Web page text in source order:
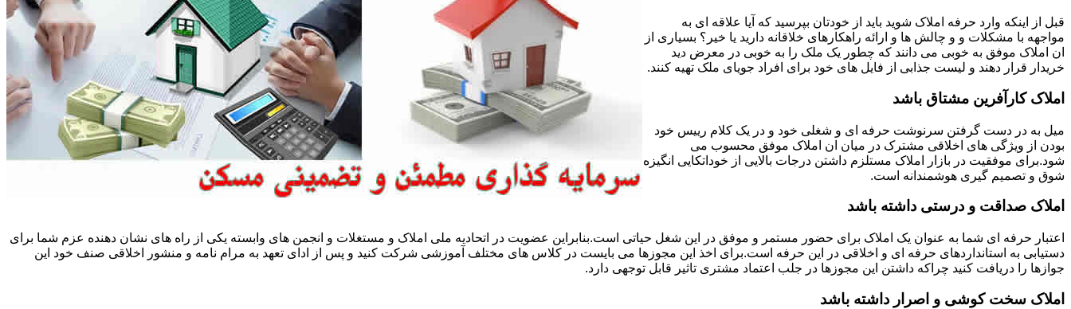
قبل از اینکه وارد حرفه املاک شوید باید از خودتان بپرسید که آیا علاقه ای به
مواجهه با مشکلات و و چالش ها و ارائه راهکارهای خلاقانه دارید یا خیر؟ بسیاری از
ان املاک موفق به خوبی می دانند که چطور یک ملک را به خوبی در معرض دید
خریدار قرار دهند و لیست جذابی از فایل های خود برای افراد جویای ملک تهیه کنند.
املاک کارآفرین مشتاق باشد
میل به در دست گرفتن سرنوشت حرفه ای و شغلی خود و در یک کلام رییس خود
بودن از ویژگی های اخلاقی مشترک در میان ان املاک موفق محسوب می
شود.برای موفقیت در بازار املاک مستلزم داشتن درجات بالایی از خوداتکایی انگیزه
شوق و تصمیم گیری هوشمندانه است.
املاک صداقت و درستی داشته باشد
اعتبار حرفه ای شما به عنوان یک املاک برای حضور مستمر و موفق در این شغل حیاتی است.بنابراین عضویت در اتحادیه ملی املاک و مستغلات و انجمن های وابسته یکی از راه های نشان دهنده عزم شما برای
دستیابی به استانداردهای حرفه ای و اخلاقی در این حرفه است.برای اخذ این مجوزها می بایست در کلاس های مختلف آموزشی شرکت کنید و پس از ادای تعهد به مرام نامه و منشور اخلاقی صنف خود این
جوازها را دریافت کنید چراکه داشتن این مجوزها در جلب اعتماد مشتری تاثیر قابل توجهی دارد.
املاک سخت کوشی و اصرار داشته باشد